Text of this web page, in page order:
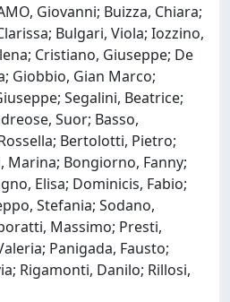
Giovanni; Buizza, Chiara;
Bulgari, Viola; Iozzino,
Cristiano, Giuseppe; De
Giobbio, Gian Marco;
Segalini, Beatrice;
Suor; Basso,
Bertolotti, Pietro;
Marina; Bongiorno, Fanny;
Elisa; Dominicis, Fabio;
Stefania; Sodano,
Massimo; Presti,
Panigada, Fausto;
Rigamonti, Danilo; Rillosi,